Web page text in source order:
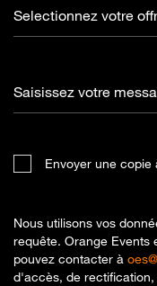
Selectionnez votre
Saisissez votre
Envoyer une copie
Nous utilisons vos
requête. Orange Events
pouvez contacter à
d'accès, de